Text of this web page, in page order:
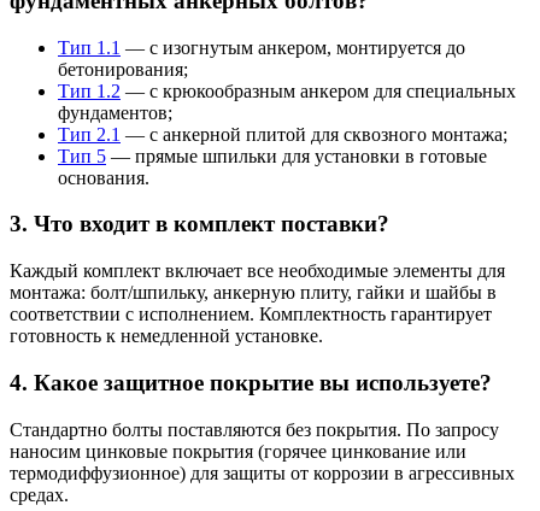
Тип 1.1 — с изогнутым анкером, монтируется до
бетонирования;
Тип 1.2 — с крюкообразным анкером для специальных
фундаментов;
Тип 2.1 — с анкерной плитой для сквозного монтажа;
Тип 5 — прямые шпильки для установки в готовые
основания.
3. Что входит в комплект поставки?
Каждый комплект включает все необходимые элементы для
монтажа: болт/шпильку, анкерную плиту, гайки и шайбы в
соответствии с исполнением. Комплектность гарантирует
готовность к немедленной установке.
4. Какое защитное покрытие вы используете?
Стандартно болты поставляются без покрытия. По запросу
наносим цинковые покрытия (горячее цинкование или
термодиффузионное) для защиты от коррозии в агрессивных
средах.